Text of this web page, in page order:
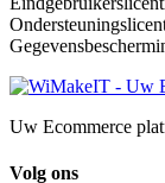
Uw Ecommerce
Volg ons